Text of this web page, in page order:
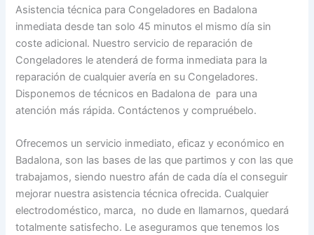
Asistencia técnica para Congeladores en Badalona
inmediata desde tan solo 45 minutos el mismo día sin
coste adicional. Nuestro servicio de reparación de
Congeladores le atenderá de forma inmediata para la
reparación de cualquier avería en su Congeladores.
Disponemos de técnicos en Badalona de para una
atención más rápida. Contáctenos y compruébelo.
Ofrecemos un servicio inmediato, eficaz y económico en
Badalona, son las bases de las que partimos y con las que
trabajamos, siendo nuestro afán de cada día el conseguir
mejorar nuestra asistencia técnica ofrecida. Cualquier
electrodoméstico, marca, no dude en llamarnos, quedará
totalmente satisfecho. Le aseguramos que tenemos los